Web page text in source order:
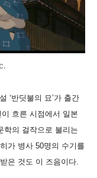
‘반딧불의 묘’가 출간
흐른 시점에서 일본
학의 걸작으로 불리는
가 병사 50명의 수기를
은 것도 이 즈음이다.